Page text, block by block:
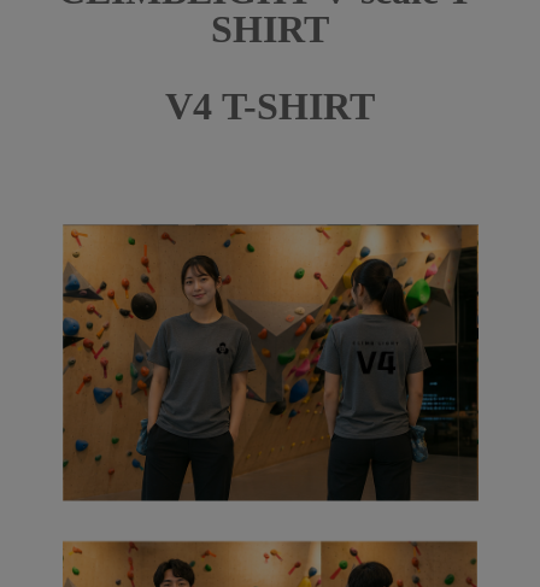
SHIRT
V4 T-SHIRT